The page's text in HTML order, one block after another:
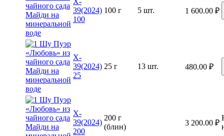
39(2024)
100
100 г 5 шт. 1 600.00 ₽
X-
39(2024)
25
25 г 13 шт. 480.00 ₽
X-
39(2024)
200
200 г
(блин)
3 200.00 ₽